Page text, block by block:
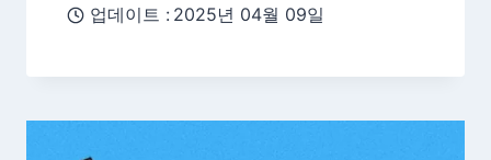
업데이트 : 2025년 04월 09일